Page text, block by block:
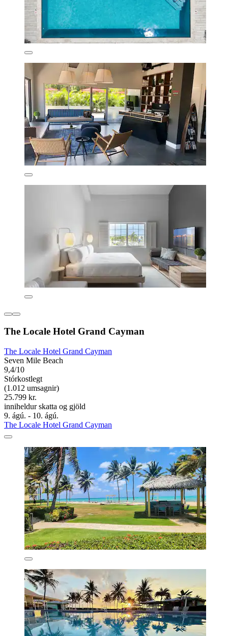
The Locale Hotel Grand Cayman
The Locale Hotel Grand Cayman
Seven Mile Beach
9,4/10
Stórkostlegt
(1.012 umsagnir)
25.799 kr.
inniheldur skatta og gjöld
9. ágú. - 10. ágú.
The Locale Hotel Grand Cayman